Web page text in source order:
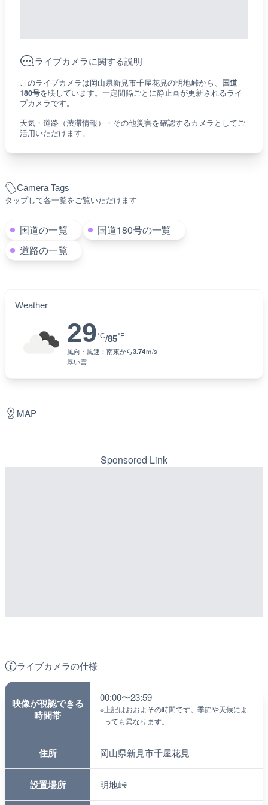
Camera Tags
タップして各一覧をご覧いただけます
国道の一覧
国道180号の一覧
道路の一覧
Weather
29°C/85°F
風向・風速： 南東から3.74ｍ/s
厚い雲
ライブカメラに関する説明
このライブカメラは岡山県新見市千屋花見の明地峠から、 国道
180号を映しています。一定間隔ごとに静止画が更新されるライ
ブカメラです。
天気・道路（渋滞情報）・その他災害を確認するカメラとしてご
活用いただけます。
ライブカメラの仕様
映像が視認できる
時間帯
00:00〜23:59
※ 上記はおおよその時間です。季節や天候によ
っても異なります。
住所 岡山県新見市千屋花見
設置場所 明地峠
MAP
Sponsored Link